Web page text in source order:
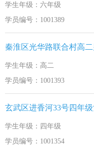
学生年级：六年级
学员编号：1001389
学生年级：高二
学员编号：1001393
学生年级：四年级
学员编号：1001354